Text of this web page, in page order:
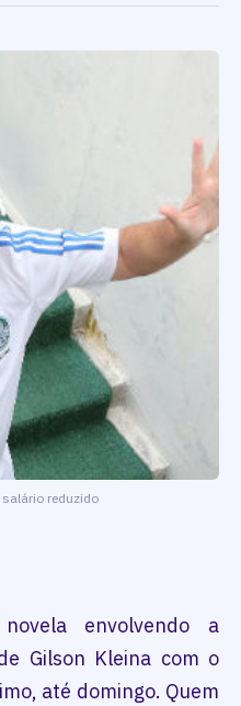
reduzido
envolvendo a
Gilson Kleina com o
até domingo. Quem